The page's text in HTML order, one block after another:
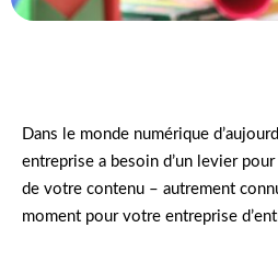
Dans le monde numérique
entreprise a besoin d’un levier
de votre contenu – autrement
moment pour votre entreprise